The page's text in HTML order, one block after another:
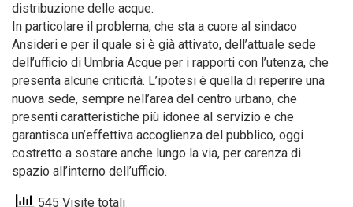
distribuzione delle acque.
In particolare il problema, che sta a cuore al sindaco
Ansideri e per il quale si è già attivato, dell’attuale sede
dell’ufficio di Umbria Acque per i rapporti con l’utenza, che
presenta alcune criticità. L’ipotesi è quella di reperire una
nuova sede, sempre nell’area del centro urbano, che
presenti caratteristiche più idonee al servizio e che
garantisca un’effettiva accoglienza del pubblico, oggi
costretto a sostare anche lungo la via, per carenza di
spazio all’interno dell’ufficio.
545 Visite totali